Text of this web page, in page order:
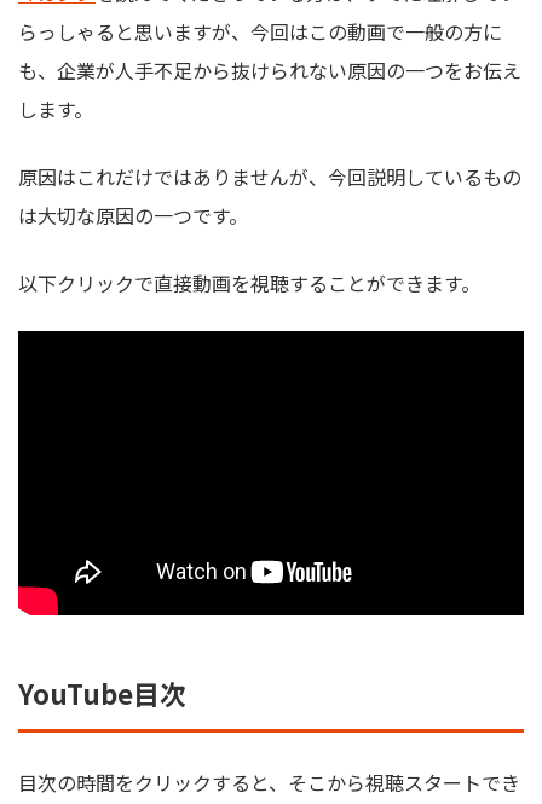
らっしゃると思いますが、今回はこの動画で一般の方に
も、企業が人手不足から抜けられない原因の一つをお伝え
します。
原因はこれだけではありませんが、今回説明しているもの
は大切な原因の一つです。
以下クリックで直接動画を視聴することができます。
YouTube目次
目次の時間をクリックすると、そこから視聴スタートでき